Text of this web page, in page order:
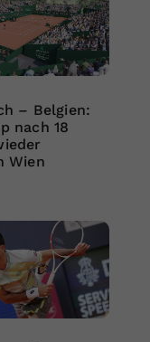
– Belgien:
nach 18
Wien